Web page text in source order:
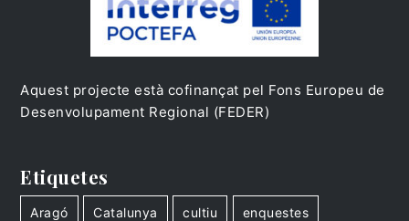
Aquest projecte està cofinançat pel Fons Europeu de
Desenvolupament Regional (FEDER)
Etiquetes
Aragó Catalunya cultiu enquestes